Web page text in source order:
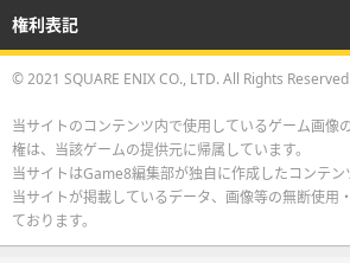
権利表記
© 2021 SQUARE ENIX CO., LTD. All Rights
当サイトのコンテンツ内で使用しているゲーム画像
権は、当該ゲームの提供元に帰属しています。
当サイトはGame8編集部が独自に作成したコンテン
当サイトが掲載しているデータ、画像等の無断使用
ております。